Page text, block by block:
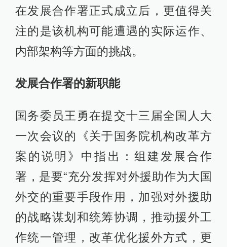
在发展合作署正式成立后，更值得关
注的是该机构可能遭遇的实际运作、
内部架构等方面的挑战。
发展合作署的新职能
国务委员王勇在提交十三届全国人大
一次会议的《关于国务院机构改革方
案的说明》中指出：组建发展合作
署，是要“充分发挥对外援助作为大国
外交的重要手段作用，加强对外援助
的战略谋划和统筹协调，推动援外工
作统一管理，改革优化援外方式，更